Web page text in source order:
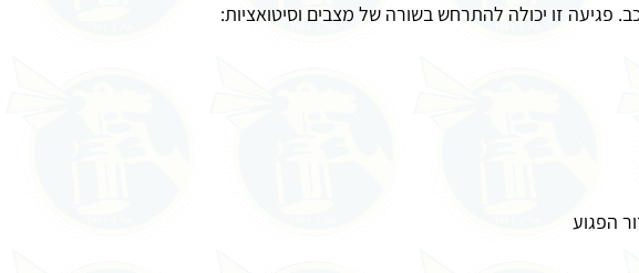
זו יכולה להתרחש בשורה של מצבים וסיטואציות:
הפגוע